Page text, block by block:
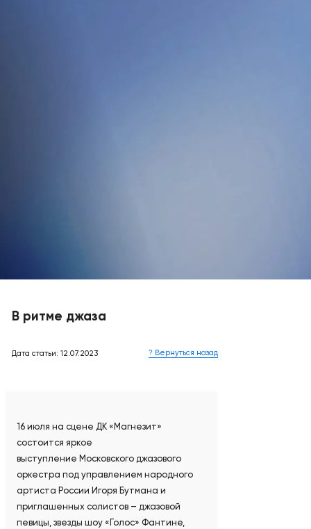
В ритме джаза
16 июля на сцене ДК «Магнезит»
состоится яркое
выступление Московского джазового
оркестра под управлением народного
артиста России Игоря Бутмана и
приглашенных солистов – джазовой
певицы, звезды шоу «Голос» Фантине,
? Вернуться назад
Дата статьи: 12.07.2023